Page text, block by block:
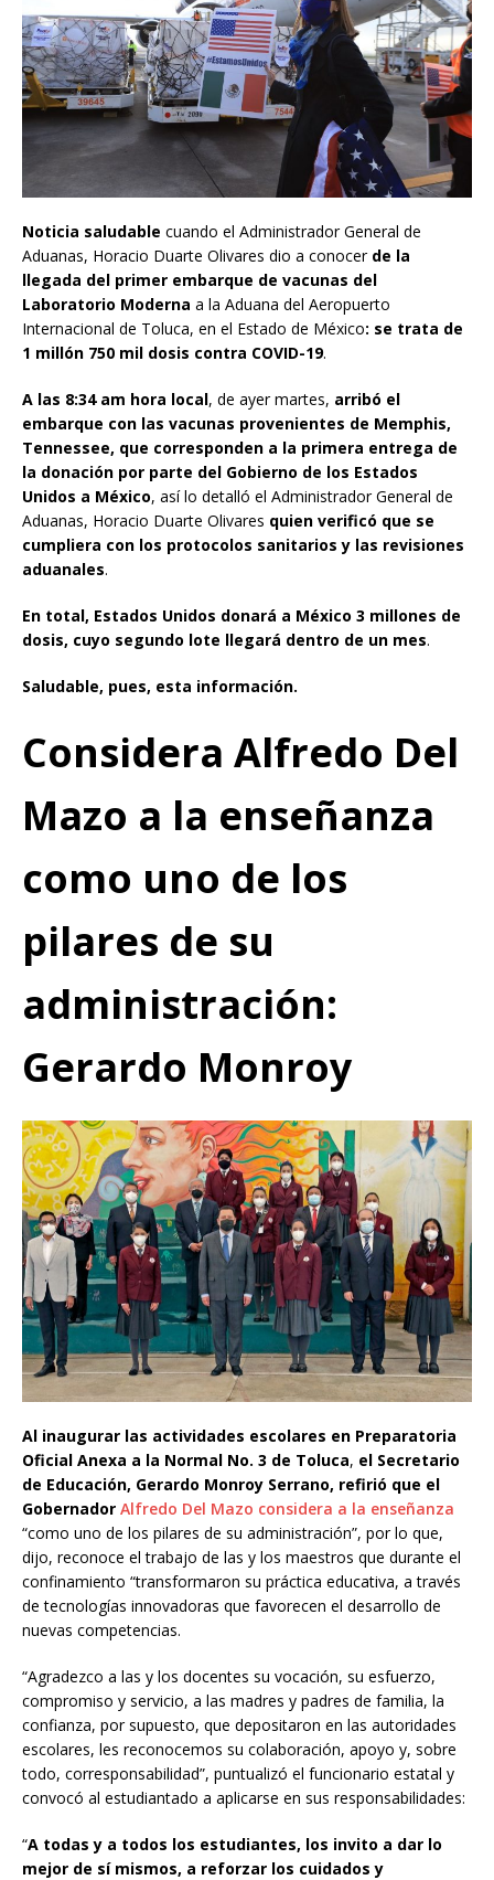
Noticia saludable cuando el Administrador General de
Aduanas, Horacio Duarte Olivares dio a conocer de la
llegada del primer embarque de vacunas del
Laboratorio Moderna a la Aduana del Aeropuerto
Internacional de Toluca, en el Estado de México: se trata de
1 millón 750 mil dosis contra COVID-19.
A las 8:34 am hora local, de ayer martes, arribó el
embarque con las vacunas provenientes de Memphis,
Tennessee, que corresponden a la primera entrega de
la donación por parte del Gobierno de los Estados
Unidos a México, así lo detalló el Administrador General de
Aduanas, Horacio Duarte Olivares quien verificó que se
cumpliera con los protocolos sanitarios y las revisiones
aduanales.
En total, Estados Unidos donará a México 3 millones de
dosis, cuyo segundo lote llegará dentro de un mes.
Saludable, pues, esta información.
Considera Alfredo Del
Mazo a la enseñanza
como uno de los
pilares de su
administración:
Gerardo Monroy
Al inaugurar las actividades escolares en Preparatoria
Oficial Anexa a la Normal No. 3 de Toluca, el Secretario
de Educación, Gerardo Monroy Serrano, refirió que el
Gobernador Alfredo Del Mazo considera a la enseñanza
“como uno de los pilares de su administración”, por lo que,
dijo, reconoce el trabajo de las y los maestros que durante el
confinamiento “transformaron su práctica educativa, a través
de tecnologías innovadoras que favorecen el desarrollo de
nuevas competencias.
“Agradezco a las y los docentes su vocación, su esfuerzo,
compromiso y servicio, a las madres y padres de familia, la
confianza, por supuesto, que depositaron en las autoridades
escolares, les reconocemos su colaboración, apoyo y, sobre
todo, corresponsabilidad”, puntualizó el funcionario estatal y
convocó al estudiantado a aplicarse en sus responsabilidades:
“A todas y a todos los estudiantes, los invito a dar lo
mejor de sí mismos, a reforzar los cuidados y